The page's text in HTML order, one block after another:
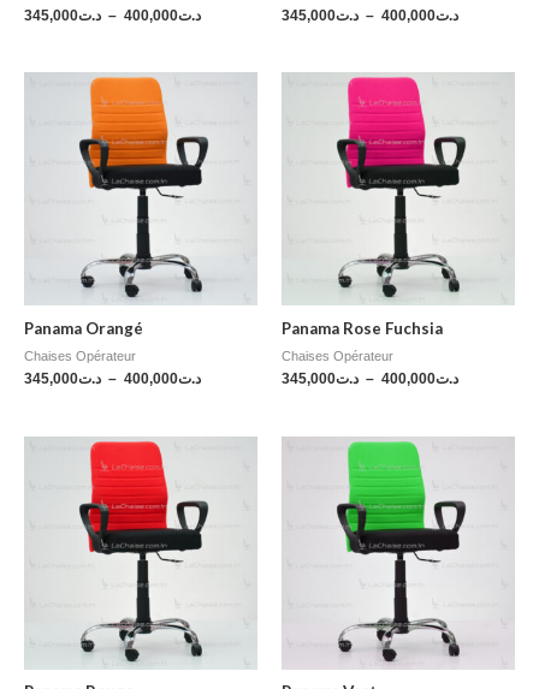
د.ت345,000 – د.ت400,000 د.ت345,000 – د.ت400,000
Panama Orangé
Chaises Opérateur
د.ت345,000 – د.ت400,000
Panama Rose Fuchsia
Chaises Opérateur
د.ت345,000 – د.ت400,000